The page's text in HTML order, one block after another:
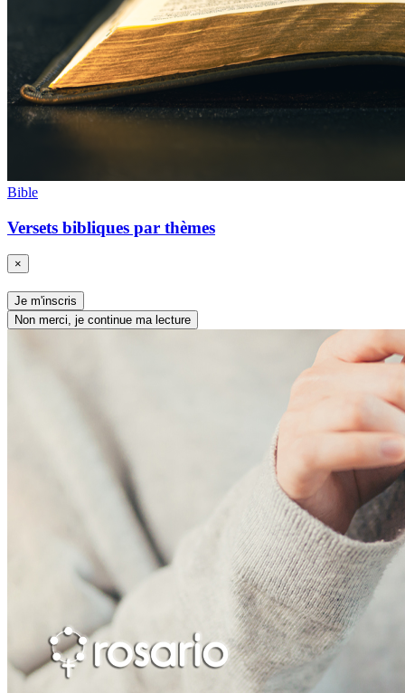
Bible
Versets bibliques par thèmes
×
Je m'inscris
Non merci, je continue ma lecture